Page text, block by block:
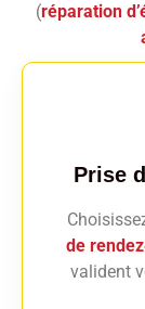
(réparation
Prise
de
valident